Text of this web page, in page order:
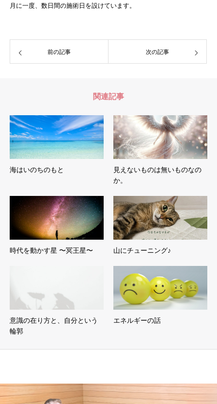
月に一度、数日間の施術日を設けています。
前の記事 次の記事
関連記事
海はいのちのもと
見えないものは無いものなの
か。
時代を動かす星 〜冥王星〜 山にチューニング♪
意識の在り方と、自分という
輪郭
エネルギーの話